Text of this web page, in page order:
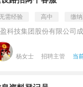
需经验 高中 缴
科技集团股份有限公司
杨女士 招聘主管 当